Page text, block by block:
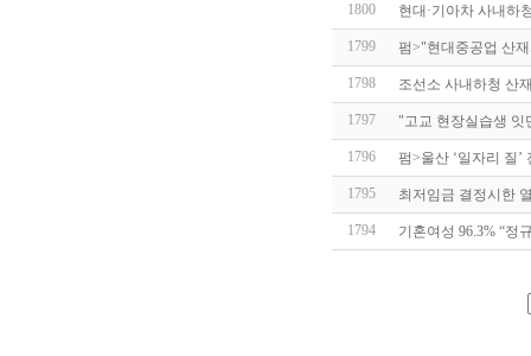
1800 현대·기아차 사내하
1799 펌>"현대중공업 산
1798 조선소 사내하청 산
1797 "고교 현장실습생 잇
1796 펌>울산 ‘일자리 질
1795 최저임금 결정시한
1794 기혼여성 96.3% “